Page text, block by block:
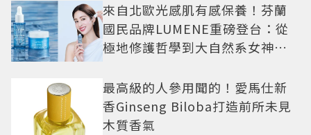
來自北歐光感肌有感保養！芬蘭
國民品牌LUMENE重磅登台：從
極地修護哲學到大自然系女神莫
最高級的人參用聞的！愛馬仕新
香Ginseng Biloba打造前所未見
木質香氣